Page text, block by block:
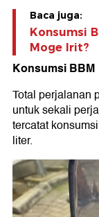
Baca juga:
Konsumsi
Moge Irit?
Konsumsi BBM
Total perjalanan
untuk sekali
tercatat
liter.